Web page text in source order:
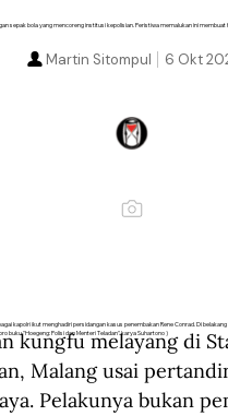
sepak bola yang mencoreng institusi kepolisian. Peristiwa memalukan ini membuat
6 Okt
Martin Sitompul
kapolri ikut menghadiri persidangan kasus penembakan Rene Conrad. Di
buku "Hoegeng: Polisi dan Menteri Teladan" karya Suhartono )
kungfu melayang di
Malang usai
Pelakunya bukan